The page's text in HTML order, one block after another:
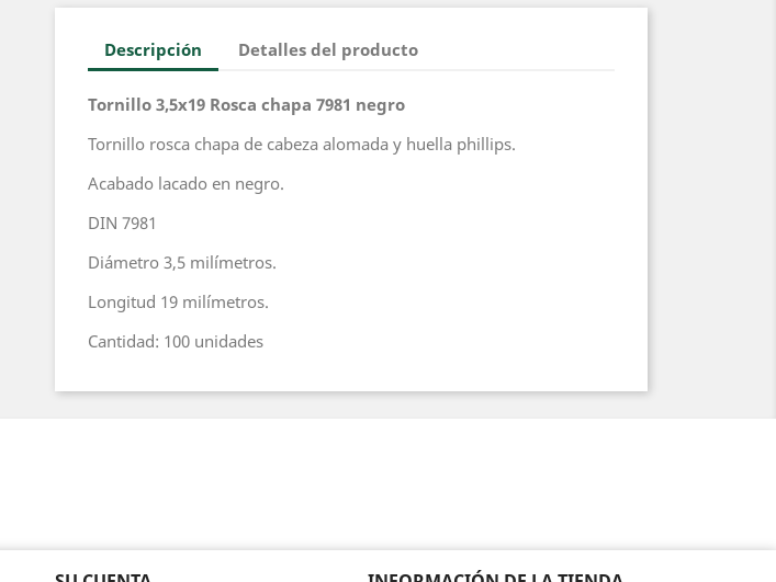
Descripción Detalles del producto
Tornillo 3,5x19 Rosca chapa 7981 negro
Tornillo rosca chapa de cabeza alomada y huella phillips.
Acabado lacado en negro.
DIN 7981
Diámetro 3,5 milímetros.
Longitud 19 milímetros.
Cantidad: 100 unidades